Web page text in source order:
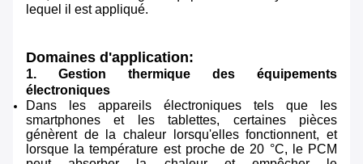
lequel il est appliqué.
Domaines d'application:
1. Gestion thermique des équipements
électroniques
Dans les appareils électroniques tels que les
smartphones et les tablettes, certaines pièces
génèrent de la chaleur lorsqu'elles fonctionnent, et
lorsque la température est proche de 20 °C, le PCM